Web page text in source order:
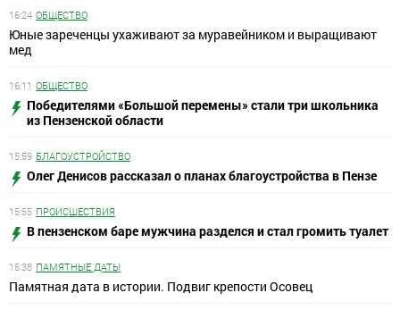
16:24 ОБЩЕСТВО
Юные зареченцы ухаживают за муравейником и выращивают
мед
16:11 ОБЩЕСТВО
Победителями «Большой перемены» стали три школьника
из Пензенской области
15:59 БЛАГОУСТРОЙСТВО
Олег Денисов рассказал о планах благоустройства в Пензе
15:55 ПРОИСШЕСТВИЯ
В пензенском баре мужчина разделся и стал громить туалет
15:38 ПАМЯТНЫЕ ДАТЫ
Памятная дата в истории. Подвиг крепости Осовец